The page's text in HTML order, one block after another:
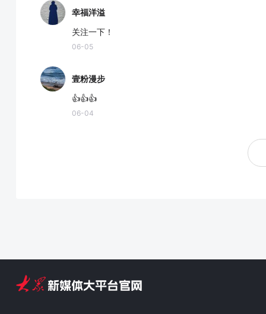
幸福洋溢
关注一下！
06-05
壹粉漫步
👍👍👍
06-04